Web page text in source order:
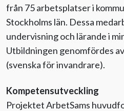
från 75 arbetsplatser i
Stockholms län. Dessa
undervisning och lärande i
Utbildningen genomfördes
(svenska för invandrare).
Kompetensutveckling
Projektet ArbetSams